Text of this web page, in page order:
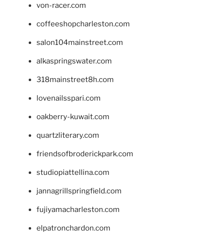
von-racer.com
coffeeshopcharleston.com
salon104mainstreet.com
alkaspringswater.com
318mainstreet8h.com
lovenailsspari.com
oakberry-kuwait.com
quartzliterary.com
friendsofbroderickpark.com
studiopiattellina.com
jannagrillspringfield.com
fujiyamacharleston.com
elpatronchardon.com